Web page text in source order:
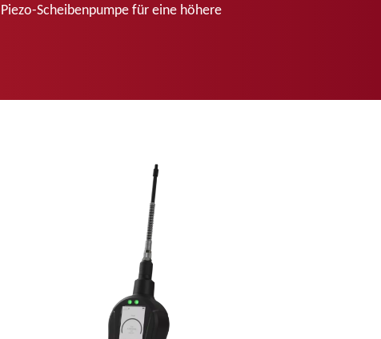
Scheibenpumpe für eine höhere